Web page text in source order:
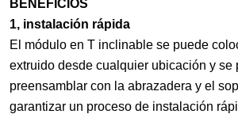
BENEFICIOS
1, instalación rápida
El módulo en T inclinable se puede
extruido desde cualquier ubicación y se
preensamblar con la abrazadera y el
garantizar un proceso de instalación